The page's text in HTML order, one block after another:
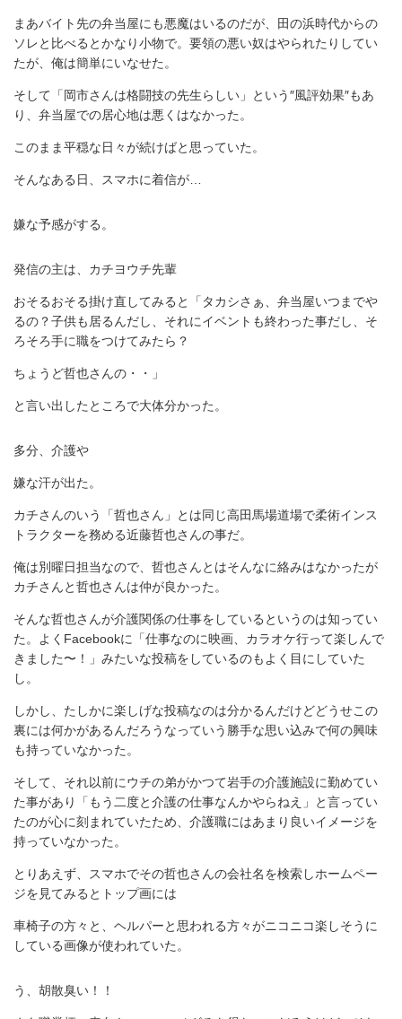
まあバイト先の弁当屋にも悪魔はいるのだが、田の浜時代からの
ソレと比べるとかなり小物で。要領の悪い奴はやられたりしてい
たが、俺は簡単にいなせた。
そして「岡市さんは格闘技の先生らしい」という″風評効果″もあ
り、弁当屋での居心地は悪くはなかった。
このまま平穏な日々が続けばと思っていた。
そんなある日、スマホに着信が…
嫌な予感がする。
発信の主は、カチヨウチ先輩
おそるおそる掛け直してみると「タカシさぁ、弁当屋いつまでや
るの？子供も居るんだし、それにイベントも終わった事だし、そ
ろそろ手に職をつけてみたら？
ちょうど哲也さんの・・」
と言い出したところで大体分かった。
多分、介護や
嫌な汗が出た。
カチさんのいう「哲也さん」とは同じ高田馬場道場で柔術インス
トラクターを務める近藤哲也さんの事だ。
俺は別曜日担当なので、哲也さんとはそんなに絡みはなかったが
カチさんと哲也さんは仲が良かった。
そんな哲也さんが介護関係の仕事をしているというのは知ってい
た。よくFacebookに「仕事なのに映画、カラオケ行って楽しんで
きました〜！」みたいな投稿をしているのもよく目にしていた
し。
しかし、たしかに楽しげな投稿なのは分かるんだけどどうせこの
裏には何かがあるんだろうなっていう勝手な思い込みで何の興味
も持っていなかった。
そして、それ以前にウチの弟がかつて岩手の介護施設に勤めてい
た事があり「もう二度と介護の仕事なんかやらねえ」と言ってい
たのが心に刻まれていたため、介護職にはあまり良いイメージを
持っていなかった。
とりあえず、スマホでその哲也さんの会社名を検索しホームペー
ジを見てみるとトップ画には
車椅子の方々と、ヘルパーと思われる方々がニコニコ楽しそうに
している画像が使われていた。
う、胡散臭い！！